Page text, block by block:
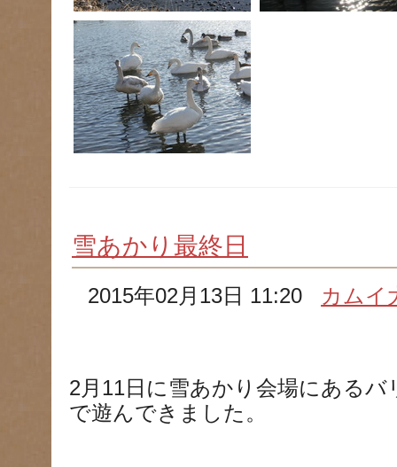
雪あかり最終日
2015年02月13日 11:20 カムイ
2月11日に雪あかり会場にある
で遊んできました。